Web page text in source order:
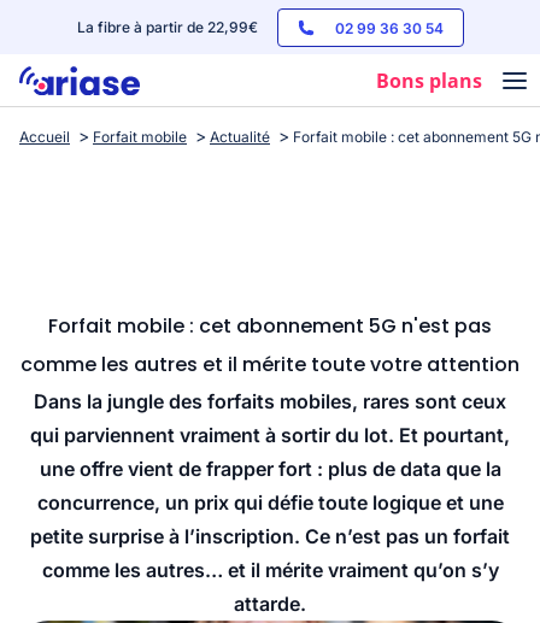
La fibre à partir de 22,99€ 02 99 36 30 54
Bons plans
Box internet
Streaming
Accueil Forfait mobile Actualité Forfait mobile : cet abonnement
Forfait mobile : cet abonnement 5G n'est pas
comme les autres et il mérite toute votre attention
Dans la jungle des forfaits mobiles, rares sont ceux
qui parviennent vraiment à sortir du lot. Et pourtant,
une offre vient de frapper fort : plus de data que la
concurrence, un prix qui défie toute logique et une
petite surprise à l’inscription. Ce n’est pas un forfait
comme les autres… et il mérite vraiment qu’on s’y
attarde.